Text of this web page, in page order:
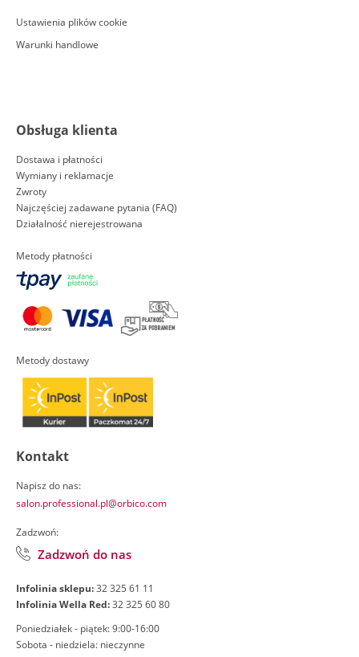
Ustawienia plików cookie
Warunki handlowe
Obsługa klienta
Dostawa i płatności
Wymiany i reklamacje
Zwroty
Najczęściej zadawane pytania (FAQ)
Działalność nierejestrowana
Metody płatności
Metody dostawy
Kontakt
Napisz do nas:
salon.professional.pl@orbico.com
Zadzwoń:
Zadzwoń do nas
Infolinia sklepu:32 325 61 11
Infolinia Wella Red:32 325 60 80
Poniedziałek - piątek: 9:00-16:00
Sobota - niedziela: nieczynne